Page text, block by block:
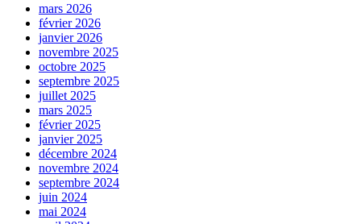
mars 2026
février 2026
janvier 2026
novembre 2025
octobre 2025
septembre 2025
juillet 2025
mars 2025
février 2025
janvier 2025
décembre 2024
novembre 2024
septembre 2024
juin 2024
mai 2024